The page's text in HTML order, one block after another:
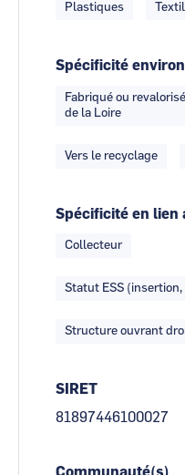
Plastiques
Spécificité
Fabriqué ou
de la Loire
Vers le recyclage
Spécificité en lien
Collecteur
Statut ESS
Structure ouvrant
SIRET
81897446100027